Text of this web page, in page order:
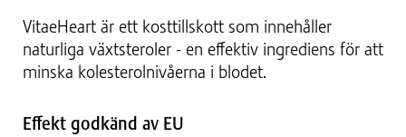
VitaeHeart är ett kosttillskott som innehåller
naturliga växtsteroler - en effektiv ingrediens för att
minska kolesterolnivåerna i blodet.
Effekt godkänd av EU